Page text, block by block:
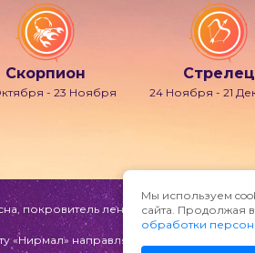
Скорпион
- 23 Ноября
Стрелец
24 Ноября - 21
покровитель лени и мечтаний, также
«Нирмал» направляйте по адресу:
Мы используем
сайта. Продолжая
обработки